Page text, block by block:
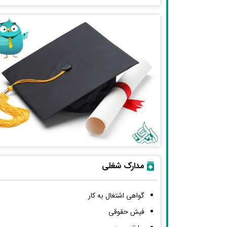
مدارک شغلی
گواهی اشتغال به کار
فیش حقوقی